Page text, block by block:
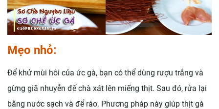
Mẹo nhỏ:
Để khử mùi hôi của ức gà, bạn có thể dùng rượu trắng và
gừng giã nhuyễn để chà xát lên miếng thịt. Sau đó, rửa lại
bằng nước sạch và để ráo. Phương pháp này giúp thịt gà